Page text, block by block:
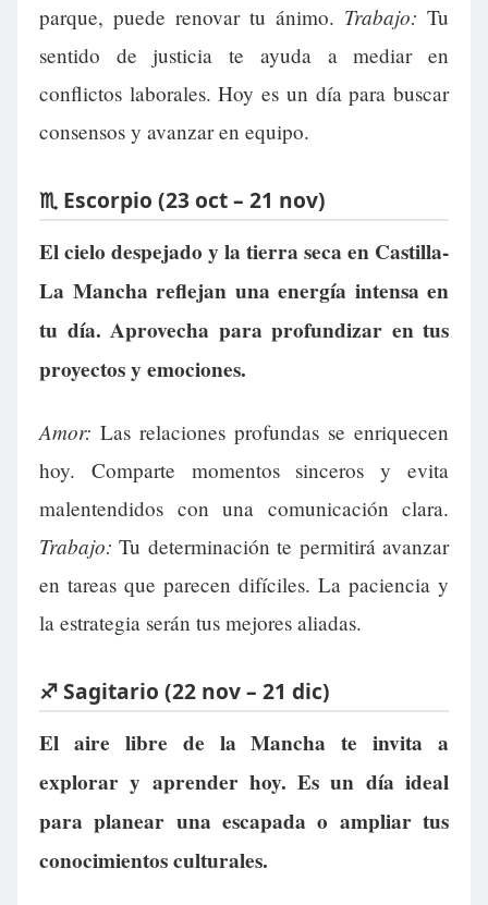
parque, puede renovar tu ánimo. Trabajo: Tu
sentido de justicia te ayuda a mediar en
conflictos laborales. Hoy es un día para buscar
consensos y avanzar en equipo.
♏ Escorpio (23 oct – 21 nov)
El cielo despejado y la tierra seca en Castilla-
La Mancha reflejan una energía intensa en
tu día. Aprovecha para profundizar en tus
proyectos y emociones.
Amor: Las relaciones profundas se enriquecen
hoy. Comparte momentos sinceros y evita
malentendidos con una comunicación clara.
Trabajo: Tu determinación te permitirá avanzar
en tareas que parecen difíciles. La paciencia y
la estrategia serán tus mejores aliadas.
♐ Sagitario (22 nov – 21 dic)
El aire libre de la Mancha te invita a
explorar y aprender hoy. Es un día ideal
para planear una escapada o ampliar tus
conocimientos culturales.